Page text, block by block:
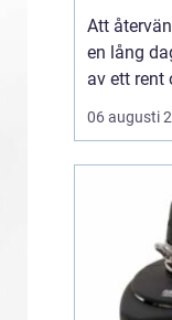
Att
en lång
av ett rent
hem är en
många av
som
är en
kan det...
06 augusti